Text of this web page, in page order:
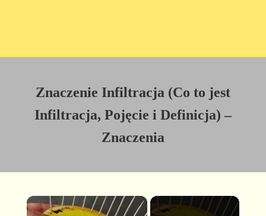
Znaczenie Infiltracja (Co to jest
Infiltracja, Pojęcie i Definicja) –
Znaczenia
×